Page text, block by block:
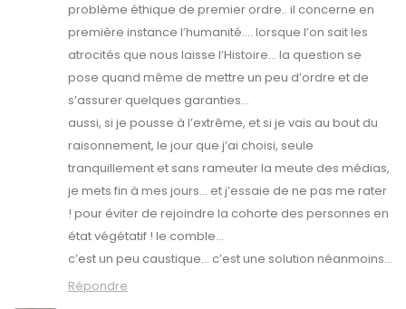
problème éthique de premier ordre.. il concerne en
première instance l’humanité…. lorsque l’on sait les
atrocités que nous laisse l’Histoire… la question se
pose quand même de mettre un peu d’ordre et de
s’assurer quelques garanties…
aussi, si je pousse à l’extrême, et si je vais au bout du
raisonnement, le jour que j’ai choisi, seule
tranquillement et sans rameuter la meute des médias,
je mets fin à mes jours… et j’essaie de ne pas me rater
! pour éviter de rejoindre la cohorte des personnes en
état végétatif ! le comble…
c’est un peu caustique… c’est une solution néanmoins…
Répondre